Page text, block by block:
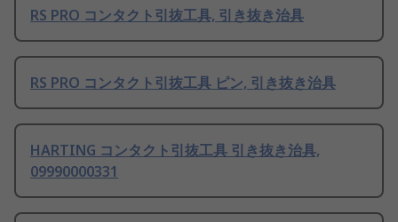
RS PRO コンタクト引抜工具, 引き抜き治具
RS PRO コンタクト引抜工具 ピン, 引き抜き治具
HARTING コンタクト引抜工具 引き抜き治具,
09990000331